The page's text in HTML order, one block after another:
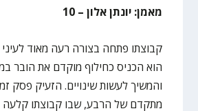
מאמן: יונתן אלון – 10
קבוצתו פתחה בצורה רעה מאוד
הוא הכניס כחילוף מוקדם את הובר
והמשיך לעשות שינויים. הזעיק פסק